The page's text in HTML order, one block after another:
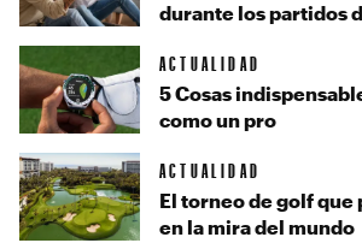
durante los partidos
ACTUALIDAD
5 Cosas
como un pro
ACTUALIDAD
El torneo de golf que
en la mira del mundo